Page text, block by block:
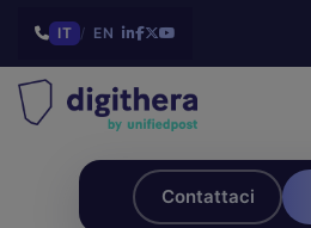
IT / EN
Contattaci